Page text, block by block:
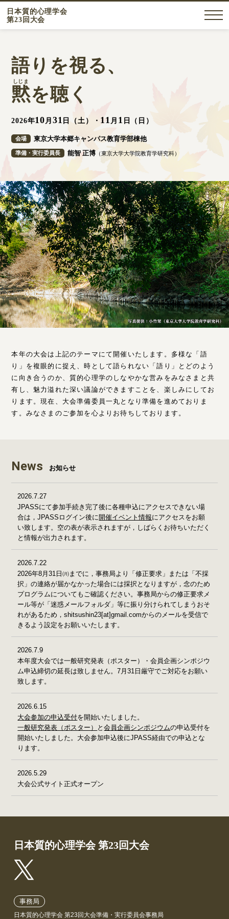
日本質的心理学会
第23回大会
語りを視る、
黙
しじま
を聴く
2026年10 月 31 日（土）・ 11 月 1 日（日）
会場 東京大学本郷キャンパス教育学部棟他
準備・実⾏委員⻑ 能智 正博 （東京⼤学⼤学院教育学研究科）
本年の⼤会は上記のテーマにて開催いたします。多様な「語
り」を複眼的に捉え、時として語られない「語り」とどのよう
に向き合うのか、質的⼼理学のしなやかな営みをみなさまと共
有し、魅⼒溢れた深い議論ができますことを、楽しみにしてお
ります。現在、⼤会準備委員⼀丸となり準備を進めておりま
す。みなさまのご参加を⼼よりお待ちしております。
News お知らせ
2026.7.27
JPASSにて参加手続き完了後に各種申込にアクセスできない場
合は，JPASSログイン後に開催イベント情報にアクセスをお願
い致します。空の表が表示されますが，しばらくお待ちいただく
と情報が出力されます。
2026.7.22
2026年8月31日㈪までに，事務局より「修正要求」または「不採
択」の連絡が届かなかった場合には採択となりますが，念のため
プログラムについてもご確認ください。事務局からの修正要求メ
ール等が「迷惑メールフォルダ」等に振り分けられてしまうおそ
れがあるため，shitsushin23[at]gmail.comからのメールを受信で
きるよう設定をお願いいたします。
2026.7.9
本年度大会では一般研究発表（ポスター）・会員企画シンポジウ
ム申込締切の延長は致しません。7月31日厳守でご対応をお願い
致します。
2026.6.15
大会参加の申込受付を開始いたしました。
一般研究発表（ポスター）
と会員企画シンポジウムの申込受付を
開始いたしました。大会参加申込後にJPASS経由での申込とな
ります。
2026.5.29
大会公式サイト正式オープン
日本質的心理学会 第23回大会
事務局
日本質的心理学会 第23回大会準備・実行委員会事務局